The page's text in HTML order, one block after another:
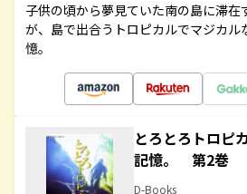
子供の頃から夢見ていた南の島に滞在
が、島で出合うトロピカルでマジカル
憶。
とろとろトロピ
記憶。 第2巻
D-Books